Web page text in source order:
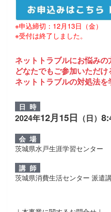
※申込締切：12月13日（金）
※受付は終了しました。
ネットトラブルにお悩みの
どなたでもご参加いただけ
ネットトラブルの対処法を
日 時
2024年12月15日 （日）
会 場
茨城県水戸生涯学習センター
講 師
茨城県消費生活センター 派遣